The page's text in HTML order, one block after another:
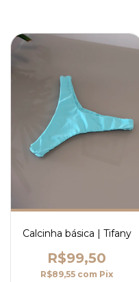
Calcinha básica | Tifany
R$99,50
R$89,55 com Pix